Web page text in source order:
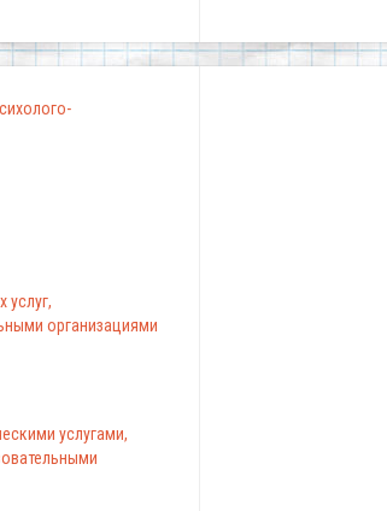
услуг,
организациями
услугами,